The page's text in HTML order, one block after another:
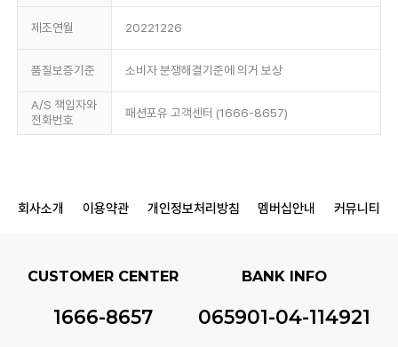
제조연월 20221226
품질보증기준 소비자 분쟁해결기준에 의거 보상
A/S 책임자와
전화번호
패션포유 고객센터 (1666-8657)
회사소개 이용약관 개인정보처리방침 멤버십안내 커뮤니티
CUSTOMER CENTER
1666-8657
BANK INFO
065901-04-114921